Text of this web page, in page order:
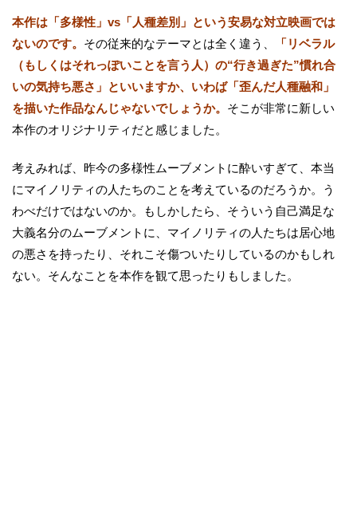
本作は「多様性」vs「人種差別」という安易な対立映画では
ないのです。 その従来的なテーマとは全く違う、
「リベラル
（もしくはそれっぽいことを言う人）の“行き過ぎた”慣れ合
いの気持ち悪さ」といいますか、いわば「歪んだ人種融和」
を描いた作品なんじゃないでしょうか。 そこが非常に新しい
本作のオリジナリティだと感じました。
考えみれば、昨今の多様性ムーブメントに酔いすぎて、本当
にマイノリティの人たちのことを考えているのだろうか。う
わべだけではないのか。もしかしたら、そういう自己満足な
大義名分のムーブメントに、マイノリティの人たちは居心地
の悪さを持ったり、それこそ傷ついたりしているのかもしれ
ない。そんなことを本作を観て思ったりもしました。